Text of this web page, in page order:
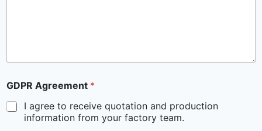
GDPR Agreement *
I agree to receive quotation and production
information from your factory team.